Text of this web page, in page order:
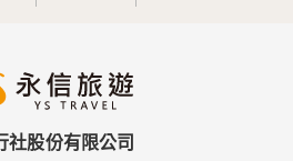
社股份有限公司